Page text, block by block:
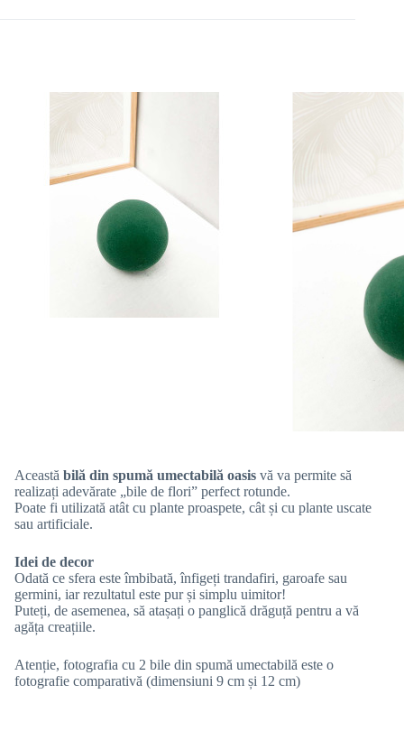
Această bilă din spumă umectabilă oasis vă va permite să
realizați adevărate „bile de flori” perfect rotunde.
Poate fi utilizată atât cu plante proaspete, cât și cu plante uscate
sau artificiale.
Idei de decor
Odată ce sfera este îmbibată, înfigeți trandafiri, garoafe sau
germini, iar rezultatul este pur și simplu uimitor!
Puteți, de asemenea, să atașați o panglică drăguță pentru a vă
agăța creațiile.
Atenție, fotografia cu 2 bile din spumă umectabilă este o
fotografie comparativă (dimensiuni 9 cm și 12 cm)